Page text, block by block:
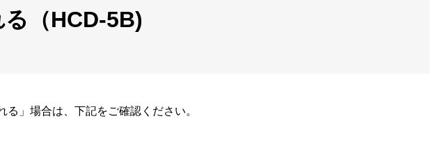
（HCD-5B)
」場合は、下記をご確認ください。